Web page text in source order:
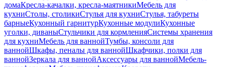
домаКресла-качалки, кресла-маятникиМебель для
кухниСтолы, столикиСтулья для кухниСтулья, табуреты
барныеКухонный гарнитурКухонные модулиКухонные
уголки, диваныСтульчики для кормленияСистемы хранения
для кухниМебель для ваннойТумбы, консоли для
ваннойШкафы, пеналы для ваннойШкафчики, полки для
ваннойЗеркала для ваннойАксессуары для ваннойМебель-